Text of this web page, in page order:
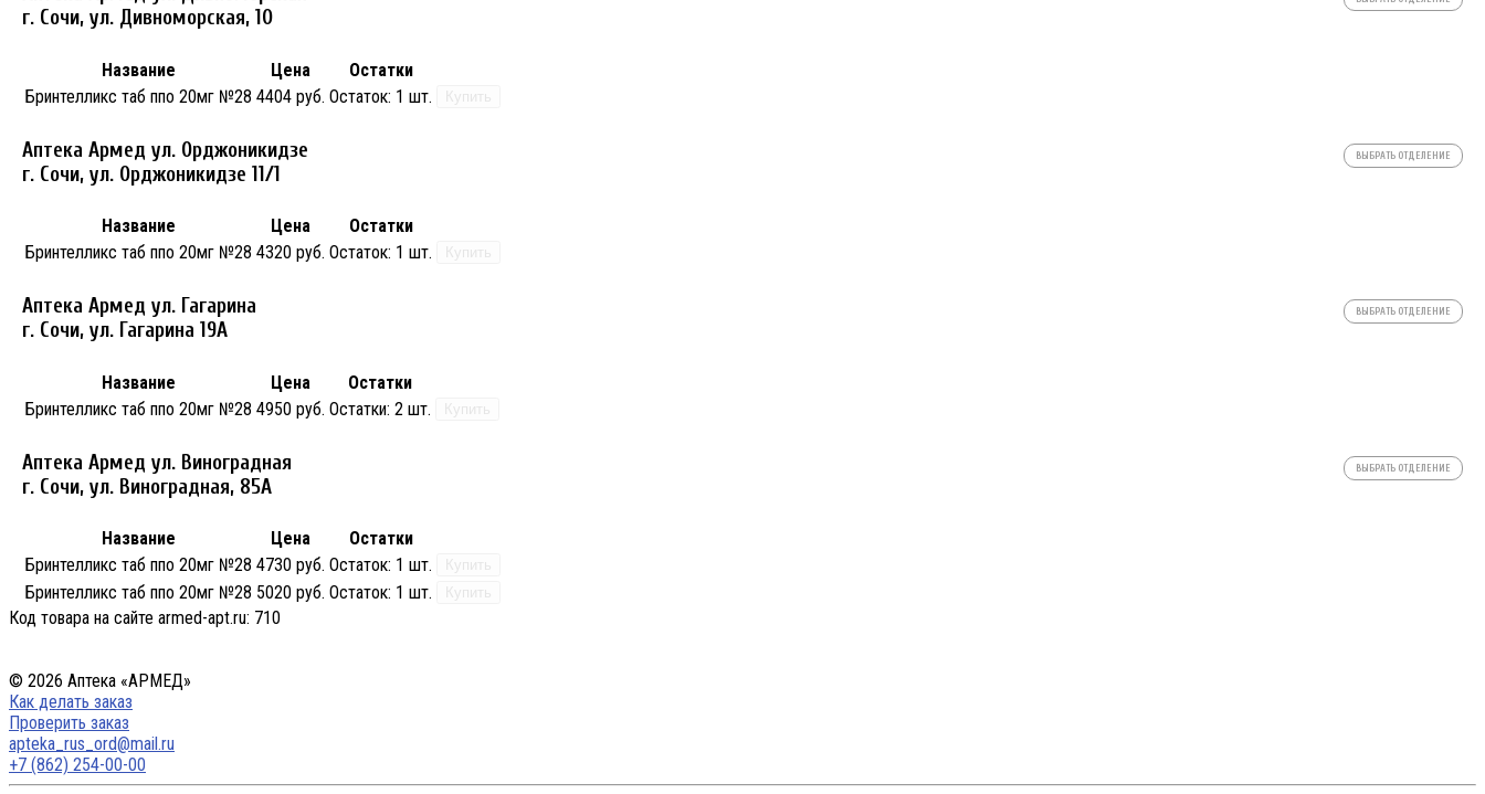
г. Сочи, ул. Дивноморская, 10
Название Цена
Остатки
Бринтелликс таб ппо 20мг №28 4404 руб. Остаток: 1 шт. Купить
Аптека Армед ул. Орджоникидзе
г. Сочи, ул. Орджоникидзе 11/1
ВЫБРАТЬ ОТДЕЛЕНИЕ
Название Цена
Остатки
Бринтелликс таб ппо 20мг №28 4320 руб. Остаток: 1 шт. Купить
Аптека Армед ул. Гагарина
г. Сочи, ул. Гагарина 19А
ВЫБРАТЬ ОТДЕЛЕНИЕ
Название Цена
Остатки
Бринтелликс таб ппо 20мг №28 4950 руб. Остатки: 2 шт. Купить
Аптека Армед ул. Виноградная
г. Сочи, ул. Виноградная, 85А
ВЫБРАТЬ ОТДЕЛЕНИЕ
Название Цена
Остатки
Бринтелликс таб ппо 20мг №28 4730 руб. Остаток: 1 шт. Купить
Бринтелликс таб ппо 20мг №28 5020 руб. Остаток: 1 шт. Купить
Код товара на сайте armed-apt.ru: 710
© 2026 Аптека «АРМЕД»
Как делать заказ
Проверить заказ
apteka_rus_ord@mail.ru
+7 (862) 254-00-00